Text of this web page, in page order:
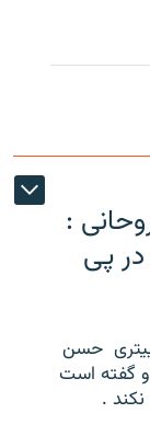
:
پی
حسن
و گفته است
.